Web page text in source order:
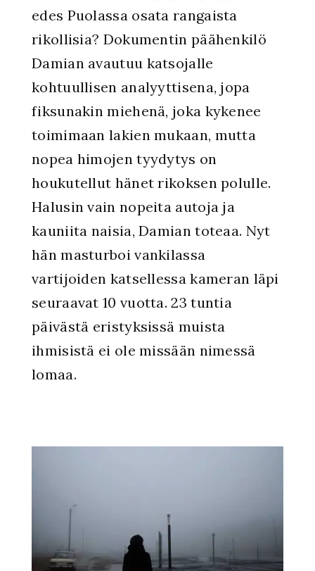
edes Puolassa osata rangaista
rikollisia? Dokumentin päähenkilö
Damian avautuu katsojalle
kohtuullisen analyyttisena, jopa
fiksunakin miehenä, joka kykenee
toimimaan lakien mukaan, mutta
nopea himojen tyydytys on
houkutellut hänet rikoksen polulle.
Halusin vain nopeita autoja ja
kauniita naisia, Damian toteaa. Nyt
hän masturboi vankilassa
vartijoiden katsellessa kameran läpi
seuraavat 10 vuotta. 23 tuntia
päivästä eristyksissä muista
ihmisistä ei ole missään nimessä
lomaa.